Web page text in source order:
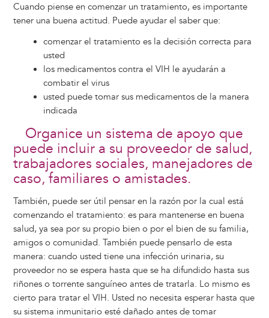
Cuando piense en comenzar un tratamiento, es importante
tener una buena actitud. Puede ayudar el saber que:
comenzar el tratamiento es la decisión correcta para
usted
los medicamentos contra el VIH le ayudarán a
combatir el virus
usted puede tomar sus medicamentos de la manera
indicada
Organice un sistema de apoyo que
puede incluir a su proveedor de salud,
trabajadores sociales, manejadores de
caso, familiares o amistades.
También, puede ser útil pensar en la razón por la cual está
comenzando el tratamiento: es para mantenerse en buena
salud, ya sea por su propio bien o por el bien de su familia,
amigos o comunidad. También puede pensarlo de esta
manera: cuando usted tiene una infección urinaria, su
proveedor no se espera hasta que se ha difundido hasta sus
riñones o torrente sanguíneo antes de tratarla. Lo mismo es
cierto para tratar el VIH. Usted no necesita esperar hasta que
su sistema inmunitario esté dañado antes de tomar